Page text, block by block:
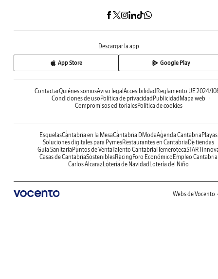
Descargar la app
App Store Google Play
ContactarQuiénes somosAviso legalAccesibilidadReglamento UE 2024/
Condiciones de usoPolítica de privacidadPublicidadMapa web
Compromisos editorialesPolítica de cookies
EsquelasCantabria en la MesaCantabria DModaAgenda CantabriaPlayas
Soluciones digitales para PymesRestaurantes en CantabriaDe tiendas
Guía SanitariaPuntos de VentaTalento CantabriaHemeroteca
Casas de CantabriaSosteniblesRacingForo EconómicoEmpleo Cantabria
Carlos AlcarazLotería de NavidadLotería del Niño
Webs de Vocento